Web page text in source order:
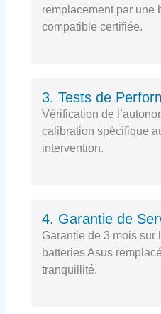
remplacement par une
compatible certifiée.
3. Tests de
Vérification de
calibration spécifique
intervention.
4. Garantie de
Garantie de 3 mois sur
batteries Asus
tranquillité.